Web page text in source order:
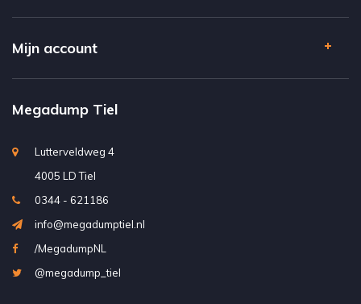
Mijn account
Megadump Tiel
Lutterveldweg 4
4005 LD Tiel
0344 - 621186
info@megadumptiel.nl
/MegadumpNL
@megadump_tiel